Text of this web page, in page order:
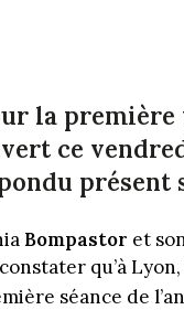
la première
ce
présent
Bompastor et
qu’à
séance de